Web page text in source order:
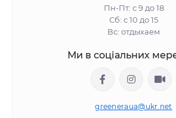
Пн-Пт: с 9 до 18
Сб: с 10 до 15
Вс: отдыхаем
Ми в соціальних
greeneraua@ukr.net